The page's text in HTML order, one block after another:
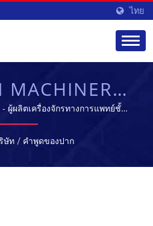
ไทย
MACHINERY
LTD.
- ผู้ผลิตเครื่องจักรทางการแพทย์ชั้น
ำในไต้หวัน
ษัท / คำพูดของปาก